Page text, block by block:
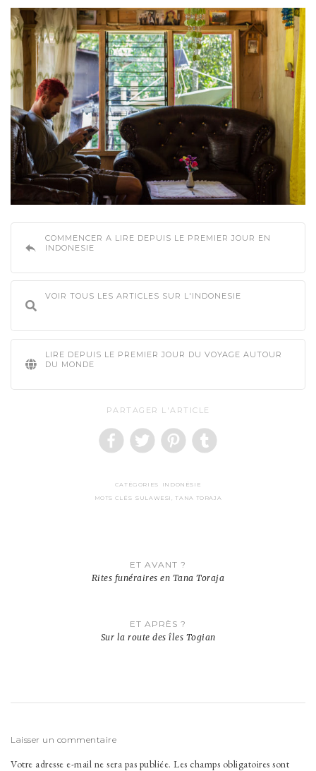
COMMENCER A LIRE DEPUIS LE PREMIER JOUR EN
INDONESIE
VOIR TOUS LES ARTICLES SUR L'INDONESIE
LIRE DEPUIS LE PREMIER JOUR DU VOYAGE AUTOUR
DU MONDE
PARTAGER L'ARTICLE
CATÉGORIES
INDONÉSIE
MOTS CLÉS SULAWESI,TANA TORAJA
ET AVANT ?
Rites funéraires en Tana Toraja
ET APRÈS ?
Sur la route des îles Togian
Laisser un commentaire
Votre adresse e-mail ne sera pas publiée. Les champs obligatoires sont